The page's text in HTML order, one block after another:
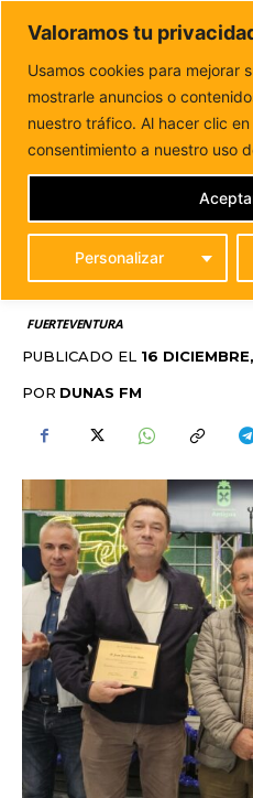
Valoramos tu
Usamos cookies para mejorar
mostrarle anuncios o
nuestro tráfico. Al hacer clic
consentimiento a nuestro uso
Personalizar
DUNAS
Tu informacion
Inicio FUERTEVENTURA
trabajadores del
ALMUERZO
DE LOS
DEL
ANTIGUA
FUERTEVENTURA
PUBLICADO EL 16
POR DUNAS FM